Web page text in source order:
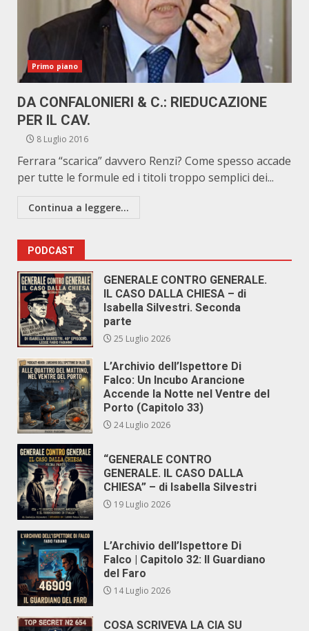
Primo piano
DA CONFALONIERI & C.: RIEDUCAZIONE
PER IL CAV.
8 Luglio 2016
Ferrara “scarica” davvero Renzi? Come spesso accade
per tutte le formule ed i titoli troppo semplici dei...
Continua a leggere...
PODCAST
GENERALE CONTRO GENERALE.
IL CASO DALLA CHIESA – di
Isabella Silvestri. Seconda
parte
25 Luglio 2026
L’Archivio dell’Ispettore Di
Falco: Un Incubo Arancione
Accende la Notte nel Ventre del
Porto (Capitolo 33)
24 Luglio 2026
“GENERALE CONTRO
GENERALE. IL CASO DALLA
CHIESA” – di Isabella Silvestri
19 Luglio 2026
L’Archivio dell’Ispettore Di
Falco | Capitolo 32: Il Guardiano
del Faro
14 Luglio 2026
COSA SCRIVEVA LA CIA SU